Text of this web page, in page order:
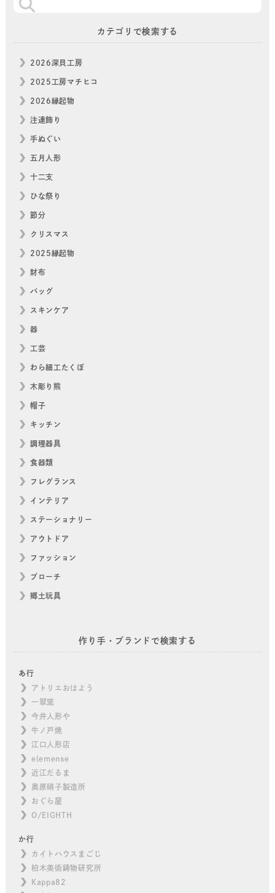
カテゴリで検索する
2026深貝工房
2025工房マチヒコ
2026縁起物
注連飾り
手ぬぐい
五月人形
十二支
ひな祭り
節分
クリスマス
2025縁起物
財布
バッグ
スキンケア
器
工芸
わら細工たくぼ
木彫り熊
帽子
キッチン
調理器具
食器類
フレグランス
インテリア
ステーショナリー
アウトドア
ファッション
ブローチ
郷土玩具
作り手・ブランドで検索する
あ行
アトリエおはよう
一翠窯
今井人形や
牛ノ戸焼
江口人形店
elemense
近江だるま
奥原硝子製造所
おぐら屋
O/EIGHTH
か行
カイトハウスまごじ
柏木美術鋳物研究所
Kappa82